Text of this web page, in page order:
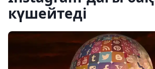
күшейтеді